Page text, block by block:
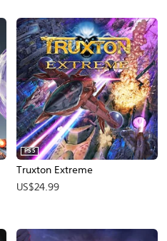
Truxton Extreme
PS5
US$24.99